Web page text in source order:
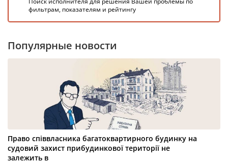
фильтрам, показателям и рейтингу
Популярные новости
Право співвласника багатоквартирного будинку на
судовий захист прибудинкової території не
залежить в